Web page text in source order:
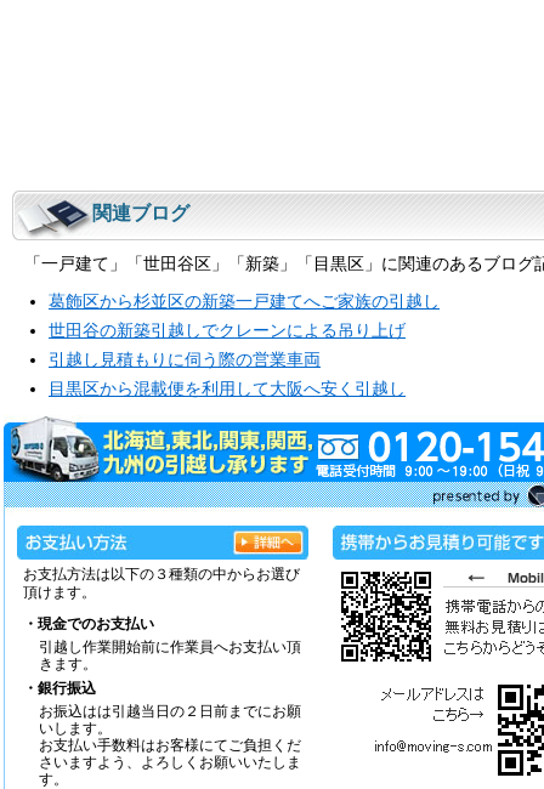
関連ブログ
「一戸建て」「世田谷区」「新築」「目黒区」に関連のあるブログ
葛飾区から杉並区の新築一戸建てへご家族の引越し
世田谷の新築引越しでクレーンによる吊り上げ
引越し見積もりに伺う際の営業車両
目黒区から混載便を利用して大阪へ安く引越し
お支払方法は以下の３種類の中からお選び
頂けます。
・現金でのお支払い
引越し作業開始前に作業員へお支払い頂
きます。
・銀行振込
お振込はは引越当日の２日前までにお願
いします。
お支払い手数料はお客様にてご負担くだ
さいますよう、よろしくお願いいたしま
す。